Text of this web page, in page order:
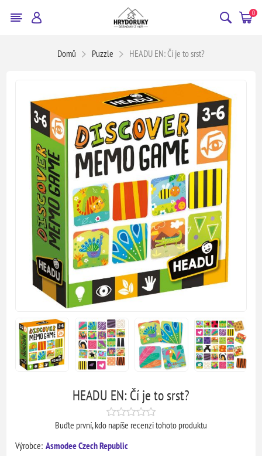
0
Domů Puzzle HEADU EN: Čí je to srst?
HEADU EN: Čí je to srst?
Buďte první, kdo napíše recenzi tohoto produktu
Výrobce: Asmodee Czech Republic